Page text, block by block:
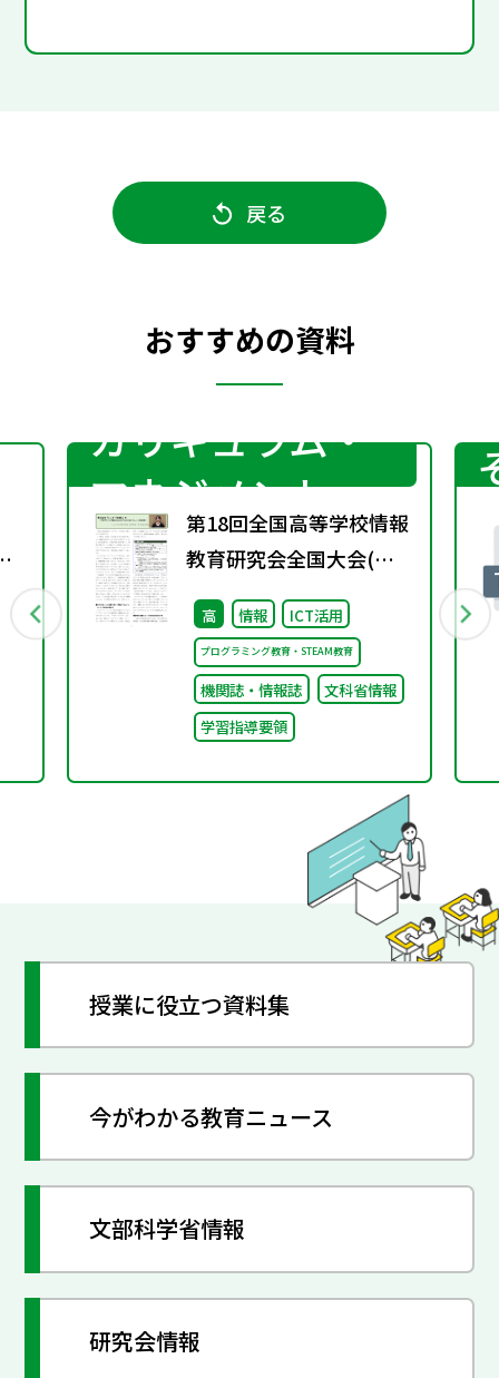
戻る
おすすめの資料
カリキュラム・
マネジメント
第18回全国高等学校情報
教育研究会全国大会(千
葉大会)
高 情報 ICT活用
プログラミング教育・STEAM教育
機関誌・情報誌
文科省情報
学習指導要領
授業に役立つ資料集
今がわかる教育ニュース
文部科学省情報
研究会情報